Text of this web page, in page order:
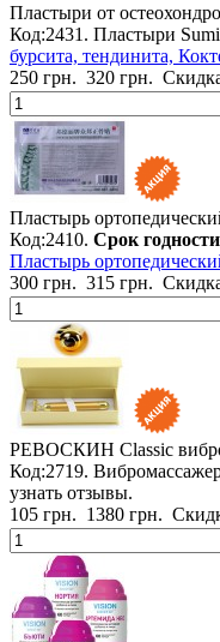
Пластыри от
Код:2431. Пластыри
бурсита, тендинита,
250 грн. 320 грн.
Пластырь
Код:2410. Срок
Пластырь
300 грн. 315 грн.
РЕВОСКИН Classic
Код:2719.
узнать отзывы.
105 грн. 1380 грн.